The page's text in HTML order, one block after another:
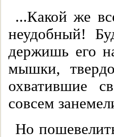
...Какой же
неудобный!
держишь его
мышки,
охватившие
совсем
Но